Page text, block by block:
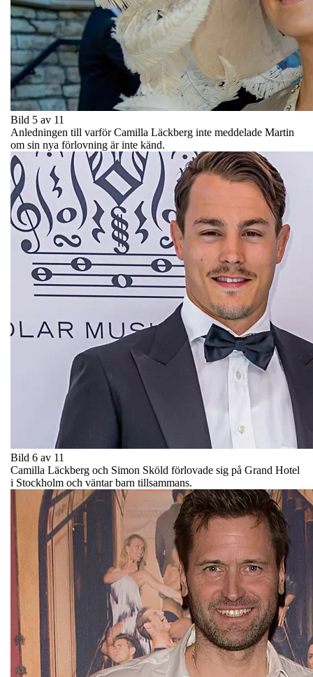
Bild 5 av 11
Anledningen till varför Camilla Läckberg inte meddelade Martin
om sin nya förlovning är inte känd.
Bild 6 av 11
Camilla Läckberg och Simon Sköld förlovade sig på Grand Hotel
i Stockholm och väntar barn tillsammans.